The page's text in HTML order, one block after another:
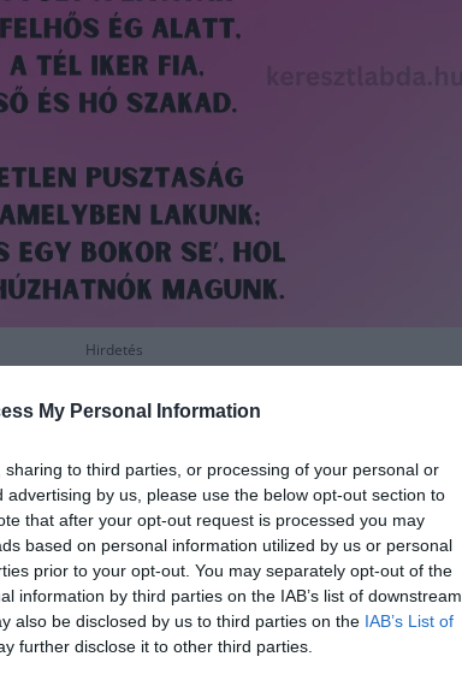
My Personal Information
to third parties, or processing of your personal or
by us, please use the below opt-out section to
that after your opt-out request is processed you may
based on personal information utilized by us or personal
prior to your opt-out. You may separately opt-out of the
information by third parties on the IAB’s list of downstream
also be disclosed by us to third parties on the IAB’s List of
further disclose it to other third parties.
Hirdetés